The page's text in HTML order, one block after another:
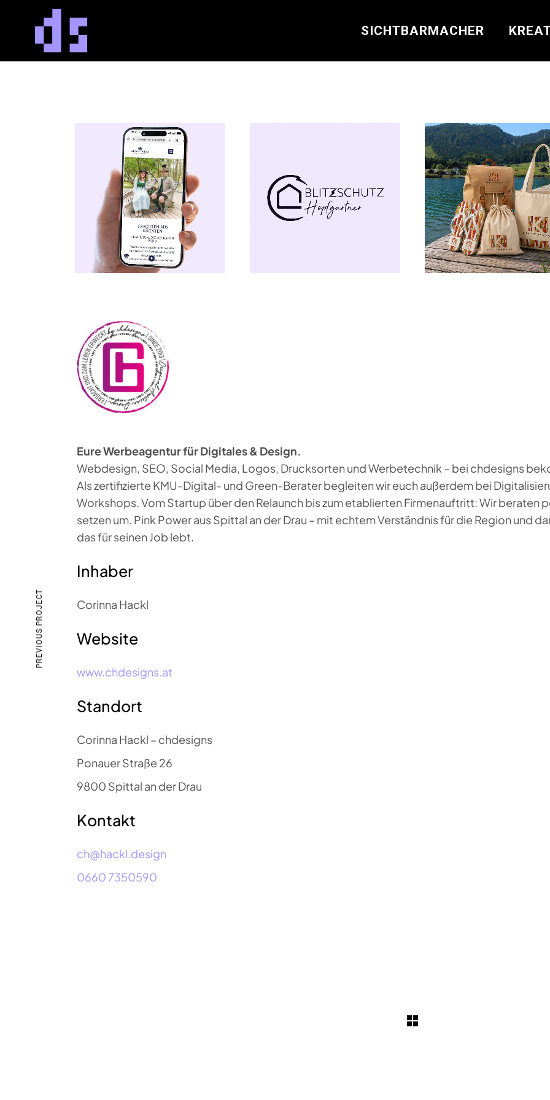
SICHTBARMACHER
FILM &
TEXT
Eure Werbeagentur für Digitales & Design.
Webdesign, SEO, Social Media, Logos, Drucksorten und Werbetechnik – bei chdesigns
Als zertifizierte KMU-Digital- und Green-Berater begleiten wir euch außerdem bei
Workshops. Vom Startup über den Relaunch bis zum etablierten Firmenauftritt: Wir beraten
setzen um. Pink Power aus Spittal an der Drau – mit echtem Verständnis für die Region und
das für seinen Job lebt.
Inhaber
Corinna Hackl
Website
www.chdesigns.at
Standort
Corinna Hackl – chdesigns
Ponauer Straße 26
9800 Spittal an der Drau
Kontakt
ch@hackl.design
0660 7350590
PREVIOUS PROJECT